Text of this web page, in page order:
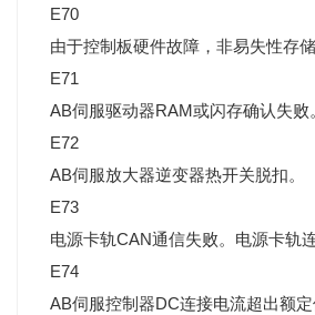
E70
由于控制板硬件故障，非易失性存储
E71
AB伺服驱动器RAM或闪存确认失败
E72
AB伺服放大器逆变器热开关脱扣。
E73
电源卡轨CAN通信失败。电源卡轨
E74
AB伺服控制器DC连接电流超出额定